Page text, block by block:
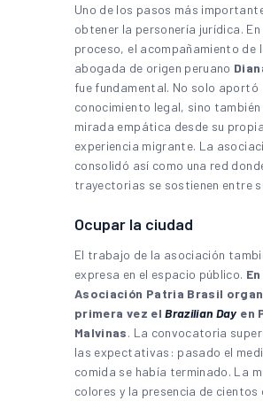
Uno de los pasos más
obtener la personería jurídica. En
proceso, el acompañamiento de
abogada de origen peruano
fue fundamental. No solo aportó
conocimiento legal, sino también
mirada empática desde su propia
experiencia migrante. La
consolidó así como una red
trayectorias se sostienen entre
Ocupar la ciudad
El trabajo de la asociación
expresa en el espacio público.
Asociación Patria Brasil
primera vez elBrazilian Day en
Malvinas. La convocatoria
las expectativas: pasado el
comida se había terminado. La
colores y la presencia de cientos